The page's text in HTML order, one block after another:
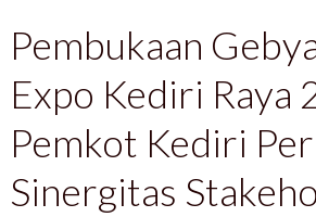
Pembukaan
Expo Kediri Raya
Pemkot Kediri
Sinergitas